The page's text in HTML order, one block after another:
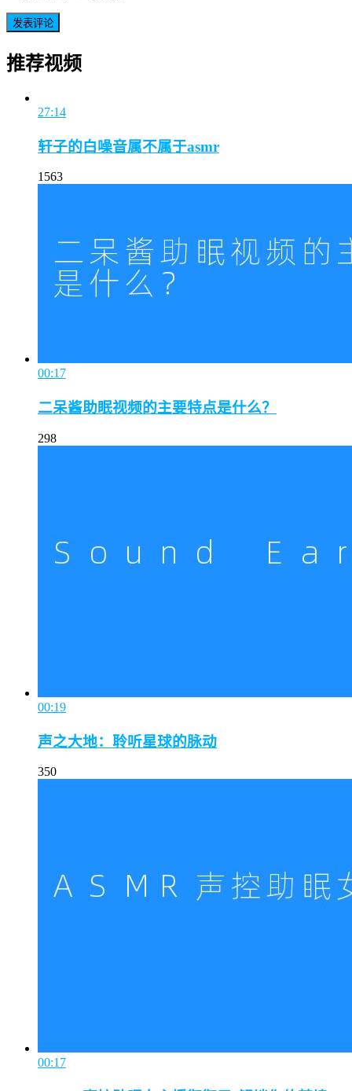
推荐视频
27:14
轩子的白噪音属不属于asmr
1563
00:17
二呆酱助眠视频的主要特点是什么？
298
00:19
声之大地：聆听星球的脉动
350
00:17